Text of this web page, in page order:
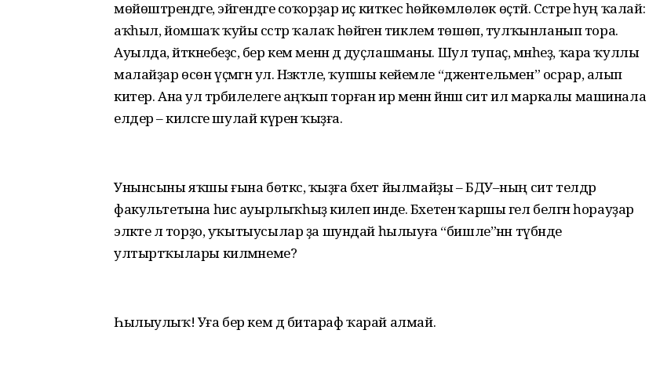
мөйөштәрендәге, эйәгендәге соҡорҙар иҫ киткес һөйкөмлөлөк өҫтәй. Сәстәре һуң ҡалай:
аҡһыл, йомшаҡ ҡуйы сәстәр ҡалаҡ һөйәгенә тиклем төшөп, тулҡынланып тора.
Ауылда, әйткәнебеҙсә, бер кем менән дә дуҫлашманы. Шул тупаҫ, мәнһеҙ, ҡара ҡуллы
малайҙар өсөн үҫмәгән ул. Нәзәкәтле, ҡупшы кейемле “джентельмен” осрар, алып
китер. Ана ул тәрбиәлелеге аңҡып торған ир менән йәнәш сит ил маркалы машинала
елдерә – киләсәге шулай күренә ҡыҙға.
Унынсыны яҡшы ғына бөткәс, ҡыҙға бәхет йылмайҙы – БДУ–ның сит телдәр
факультетына һис ауырлыҡһыҙ килеп инде. Бәхетенә ҡаршы гел белгән һорауҙар
эләкте лә торҙо, уҡытыусылар ҙа шундай һылыуға “бишле”нән түбәнде
ултыртҡылары килмәнеме?
Һылыулыҡ! Уға бер кем дә битараф ҡарай алмай.